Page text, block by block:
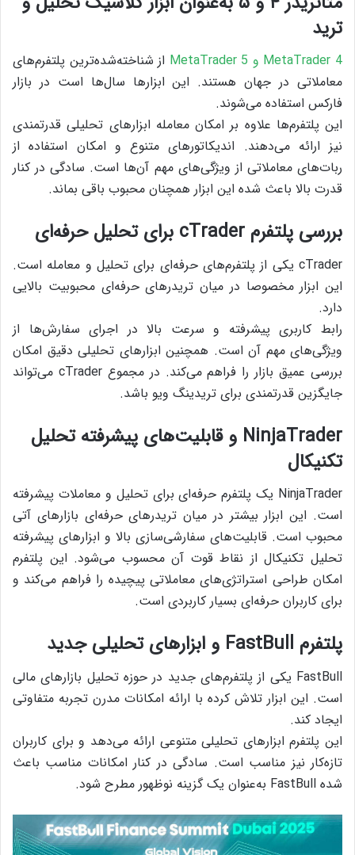
ترید
MetaTrader 4 و MetaTrader 5
از شناخته‌شده‌ترین پلتفرم‌های
معاملاتی در جهان هستند. این ابزارها سال‌ها است در بازار
فارکس استفاده می‌شوند.
این پلتفرم‌ها علاوه بر امکان معامله ابزارهای تحلیلی قدرتمندی
نیز ارائه می‌دهند. اندیکاتورهای متنوع و امکان استفاده از
ربات‌های معاملاتی از ویژگی‌های مهم آن‌ها است. سادگی در کنار
قدرت بالا باعث شده این ابزار همچنان محبوب باقی بماند.
بررسی پلتفرم cTrader برای تحلیل حرفه‌ای
cTrader یکی از پلتفرم‌های حرفه‌ای برای تحلیل و معامله است.
این ابزار مخصوصا در میان تریدرهای حرفه‌ای محبوبیت بالایی
دارد.
رابط کاربری پیشرفته و سرعت بالا در اجرای سفارش‌ها از
ویژگی‌های مهم آن است. همچنین ابزارهای تحلیلی دقیق امکان
بررسی عمیق بازار را فراهم می‌کند. در مجموع cTrader می‌تواند
جایگزین قدرتمندی برای تریدینگ ویو باشد.
NinjaTrader و قابلیت‌های پیشرفته تحلیل
تکنیکال
NinjaTrader یک پلتفرم حرفه‌ای برای تحلیل و معاملات پیشرفته
است. این ابزار بیشتر در میان تریدرهای حرفه‌ای بازارهای آتی
محبوب است. قابلیت‌های سفارشی‌سازی بالا و ابزارهای پیشرفته
تحلیل تکنیکال از نقاط قوت آن محسوب می‌شود. این پلتفرم
امکان طراحی استراتژی‌های معاملاتی پیچیده را فراهم می‌کند و
برای کاربران حرفه‌ای بسیار کاربردی است.
پلتفرم FastBull و ابزارهای تحلیلی جدید
FastBull یکی از پلتفرم‌های جدید در حوزه تحلیل بازارهای مالی
است. این ابزار تلاش کرده با ارائه امکانات مدرن تجربه متفاوتی
ایجاد کند.
این پلتفرم ابزارهای تحلیلی متنوعی ارائه می‌دهد و برای کاربران
تازه‌کار نیز مناسب است. سادگی در کنار امکانات مناسب باعث
شده FastBull به‌عنوان یک گزینه نوظهور مطرح شود.